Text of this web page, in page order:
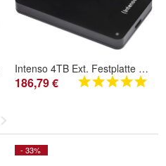
Intenso 4TB Ext. Festplatte Memory Case USB 3.0 2,5Zoll Schwarz
186,79 €
- 33%